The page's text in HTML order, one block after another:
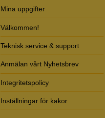
Mina uppgifter
Välkommen!
Teknisk service & support
Anmälan vårt Nyhetsbrev
Integritetspolicy
Inställningar för kakor